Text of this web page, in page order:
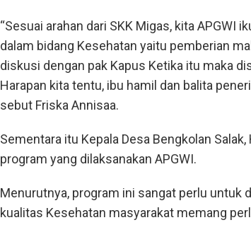
“Sesuai arahan dari SKK Migas, kita
dalam bidang Kesehatan yaitu pemberian
diskusi dengan pak Kapus Ketika itu maka
Harapan kita tentu, ibu hamil dan balita
sebut Friska Annisaa.
Sementara itu Kepala Desa Bengkolan
program yang dilaksanakan APGWI.
Menurutnya, program ini sangat perlu untuk
kualitas Kesehatan masyarakat memang